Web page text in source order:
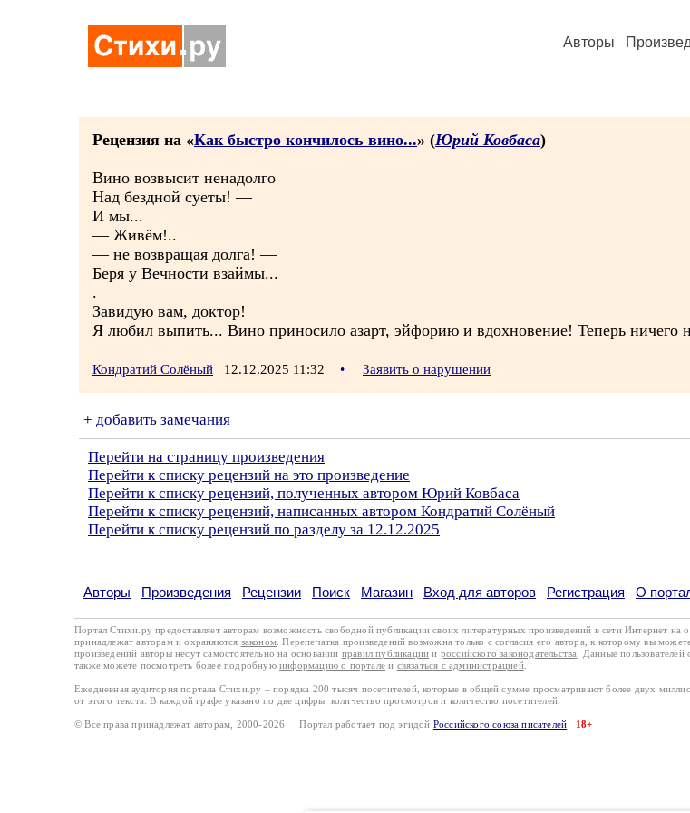
Авторы
Рецензия на «Как быстро кончилось вино...» (Юрий Ковбаса)
Вино возвысит ненадолго
Над бездной суеты! —
И мы...
— Живём!..
— не возвращая долга! —
Беря у Вечности взаймы...
.
Завидую вам, доктор!
Я любил выпить... Вино приносило азарт, эйфорию и вдохновение! Теперь ничего
Кондратий Солёный 12.12.2025 11:32 • Заявить о нарушении
+ добавить замечания
Перейти на страницу произведения
Перейти к списку рецензий на это произведение
Перейти к списку рецензий, полученных автором Юрий Ковбаса
Перейти к списку рецензий, написанных автором Кондратий Солёный
Перейти к списку рецензий по разделу за 12.12.2025
Авторы Произведения Рецензии Поиск Магазин Вход для авторов Регистрация О
Портал Стихи.ру предоставляет авторам возможность свободной публикации своих литературных произведений в сети Интернет на
принадлежат авторам и охраняются законом . Перепечатка произведений возможна только с согласия его автора, к которому вы
произведений авторы несут самостоятельно на основании правил публикации и российского законодательства . Данные
также можете посмотреть более подробную информацию о портале и связаться с администрацией.
Ежедневная аудитория портала Стихи.ру – порядка 200 тысяч посетителей, которые в общей сумме просматривают более двух
от этого текста. В каждой графе указано по две цифры: количество просмотров и количество посетителей.
© Все права принадлежат авторам, 2000-2026 Портал работает под эгидой Российского союза писателей 18+